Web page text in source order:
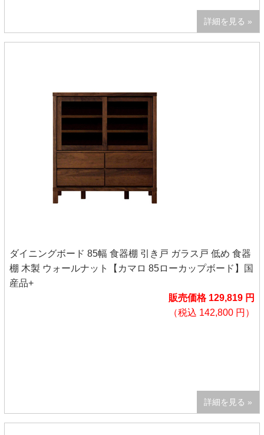
詳細を見る »
ダイニングボード 85幅 食器棚 引き戸 ガラス戸 低め 食器
棚 木製 ウォールナット【カマロ 85ローカップボード】国
産品+
販売価格 129,819 円
（税込 142,800 円）
詳細を見る »